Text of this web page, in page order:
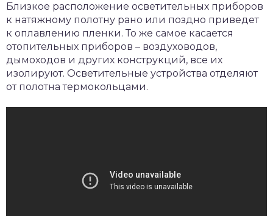
Близкое расположение осветительных приборов
к натяжному полотну рано или поздно приведет
к оплавлению пленки. То же самое касается
отопительных приборов – воздуховодов,
дымоходов и других конструкций, все их
изолируют. Осветительные устройства отделяют
от полотна термокольцами.